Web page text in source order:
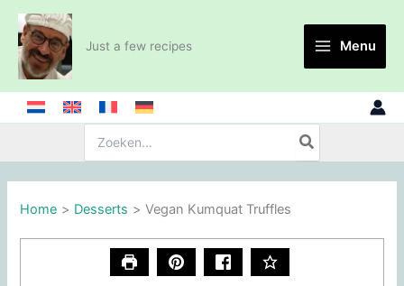
Skip
content
Just a few recipes Menu
for:
Home Desserts Vegan Kumquat Truffles